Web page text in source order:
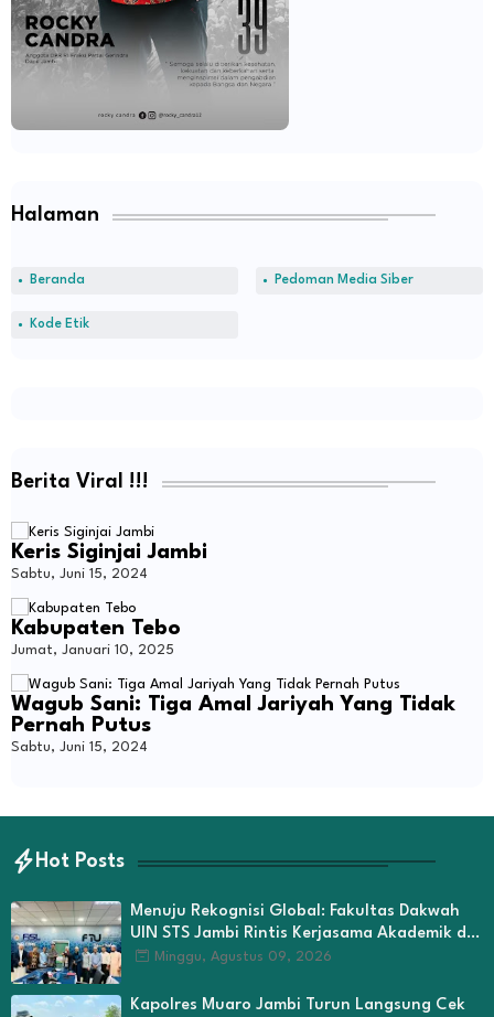
Halaman
Beranda Pedoman Media Siber
Kode Etik
Berita Viral !!!
Keris Siginjai Jambi
Sabtu, Juni 15, 2024
Kabupaten Tebo
Jumat, Januari 10, 2025
Wagub Sani: Tiga Amal Jariyah Yang Tidak
Pernah Putus
Sabtu, Juni 15, 2024
Hot Posts
Menuju Rekognisi Global: Fakultas Dakwah
UIN STS Jambi Rintis Kerjasama Akademik di
Universitas Fatoni Thailand
Minggu, Agustus 09, 2026
Kapolres Muaro Jambi Turun Langsung Cek